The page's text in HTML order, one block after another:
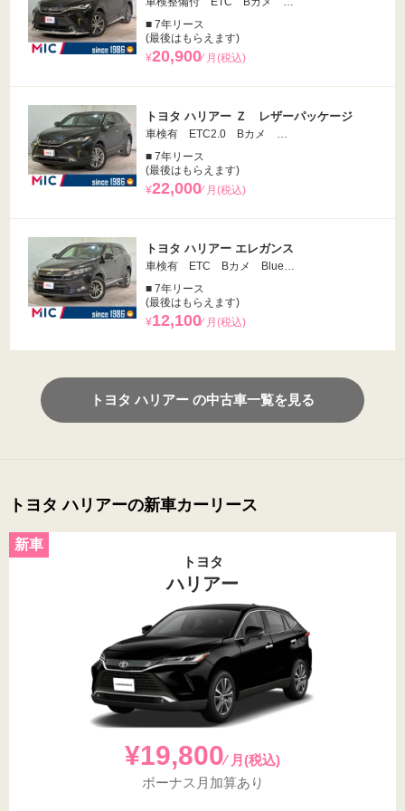
■ 7年リース
(最後はもらえます)
¥20,900⁄ 月(税込)
トヨタ ハリアー Ｚ レザーパッケージ
車検有 ETC2.0 Bカメ …
■ 7年リース
(最後はもらえます)
¥22,000⁄ 月(税込)
トヨタ ハリアー エレガンス
車検有 ETC Bカメ Blue…
■ 7年リース
(最後はもらえます)
¥12,100⁄ 月(税込)
トヨタ ハリアー の中古車一覧を見る
トヨタ ハリアーの新車カーリース
トヨタ
ハリアー
¥19,800⁄ 月(税込)
ボーナス月加算あり